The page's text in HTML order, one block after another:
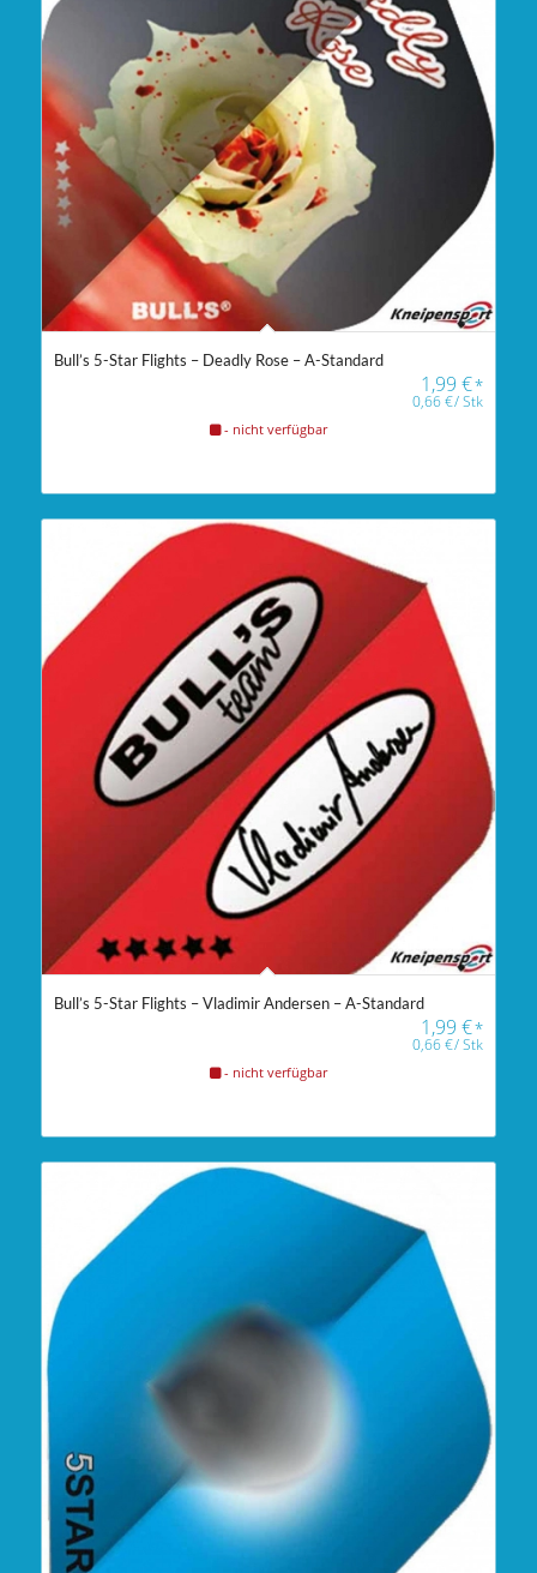
Bull’s 5-Star Flights – Deadly Rose – A-Standard
1,99€*
0,66€/Stk
- nicht verfügbar
Bull’s 5-Star Flights – Vladimir Andersen – A-Standard
1,99€*
0,66€/Stk
- nicht verfügbar